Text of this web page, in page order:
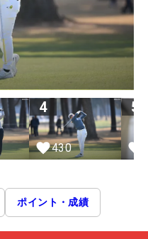
4
430
5
ポイント・成績